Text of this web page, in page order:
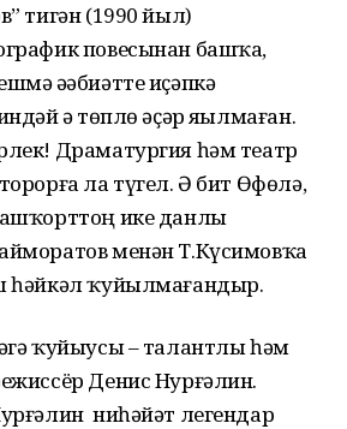
тигән (1990 йыл)
повесынан башҡа,
әҙәбиәтте иҫәпкә
ҙә төплө әҫәр яҙылмаған.
Драматургия һәм театр
ла түгел. Ә бит Өфөлә,
ике данлы
менән Т.Күсимовҡа
һәйкәл ҡуйылмағандыр.
ҡуйыусы – талантлы һәм
Денис Нурғәлин.
ниһәйәт легендар